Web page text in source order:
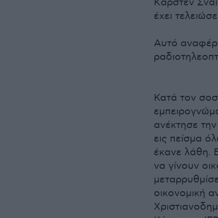
Kάρστεν
έχει
Αυτό
Κατά τον
ανέκτησε
εις πείσμα
έκανε λάθη.
να γίνουν
οικονομική